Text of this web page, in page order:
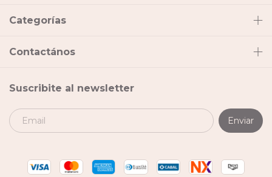
Categorías
Contactános
Suscribite al newsletter